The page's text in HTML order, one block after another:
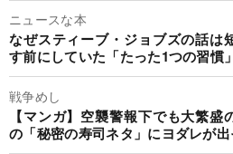
ニュースな本
なぜスティーブ・ジョブズの話は
す前にしていた「たった1つの習慣」
戦争めし
【マンガ】空襲警報下でも大繁
の「秘密の寿司ネタ」にヨダレが出